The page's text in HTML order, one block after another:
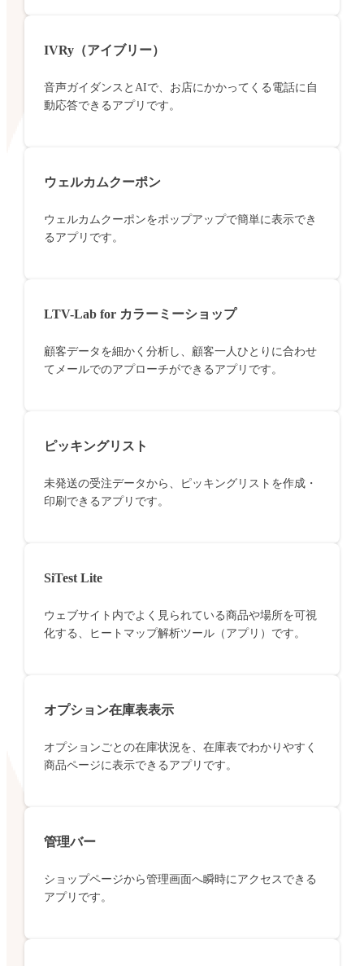
IVRy（アイブリー）
音声ガイダンスとAIで、お店にかかってくる電話に自
動応答できるアプリです。
ウェルカムクーポン
ウェルカムクーポンをポップアップで簡単に表示でき
るアプリです。
LTV-Lab for カラーミーショップ
顧客データを細かく分析し、顧客一人ひとりに合わせ
てメールでのアプローチができるアプリです。
ピッキングリスト
未発送の受注データから、ピッキングリストを作成・
印刷できるアプリです。
SiTest Lite
ウェブサイト内でよく見られている商品や場所を可視
化する、ヒートマップ解析ツール（アプリ）です。
オプション在庫表表示
オプションごとの在庫状況を、在庫表でわかりやすく
商品ページに表示できるアプリです。
管理バー
ショップページから管理画面へ瞬時にアクセスできる
アプリです。